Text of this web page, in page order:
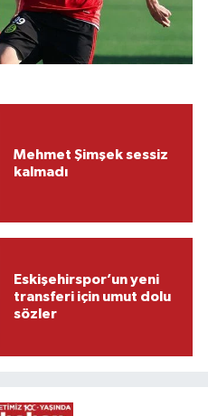
Mehmet Şimşek sessiz
kalmadı
Eskişehirspor’un yeni
transferi için umut dolu
sözler